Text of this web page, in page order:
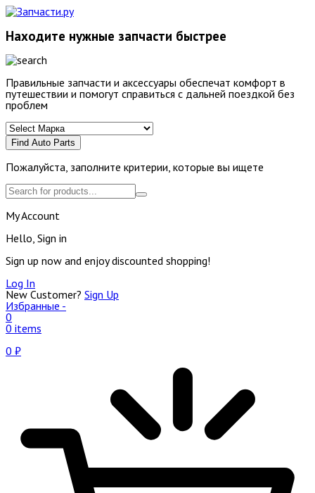
Находите нужные запчасти быстрее
Правильные запчасти и аксессуары обеспечат комфорт в
путешествии и помогут справиться с дальней поездкой без
проблем
Find Auto Parts
Пожалуйста, заполните критерии, которые вы ищете
My Account
Hello, Sign in
Sign up now and enjoy discounted shopping!
Log In
New Customer? Sign Up
Избранные -
0
0 items
0 ₽